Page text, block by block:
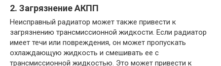
2. Загрязнение АКПП
Неисправный радиатор может также привести к
загрязнению трансмиссионной жидкости. Если радиатор
имеет течи или повреждения, он может пропускать
охлаждающую жидкость и смешивать ее с
трансмиссионной жидкостью. Это может привести к